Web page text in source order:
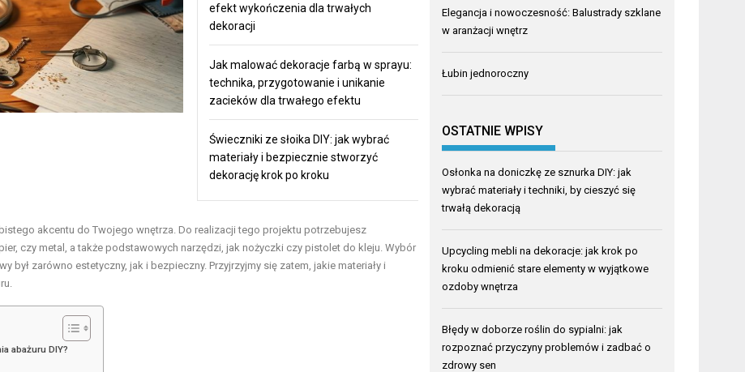
efekt wykończenia dla trwałych
dekoracji
Jak malować dekoracje farbą w sprayu:
technika, przygotowanie i unikanie
zacieków dla trwałego efektu
Świeczniki ze słoika DIY: jak wybrać
materiały i bezpiecznie stworzyć
dekorację krok po kroku
akcentu do Twojego wnętrza. Do realizacji tego projektu potrzebujesz
czy metal, a także podstawowych narzędzi, jak nożyczki czy pistolet do kleju. Wybór
zarówno estetyczny, jak i bezpieczny. Przyjrzyjmy się zatem, jakie materiały i
abażuru DIY?
Elegancja i nowoczesność: Balustrady szklane
w aranżacji wnętrz
Łubin jednoroczny
OSTATNIE WPISY
Osłonka na doniczkę ze sznurka DIY: jak
wybrać materiały i techniki, by cieszyć się
trwałą dekoracją
Upcycling mebli na dekoracje: jak krok po
kroku odmienić stare elementy w wyjątkowe
ozdoby wnętrza
Błędy w doborze roślin do sypialni: jak
rozpoznać przyczyny problemów i zadbać o
zdrowy sen